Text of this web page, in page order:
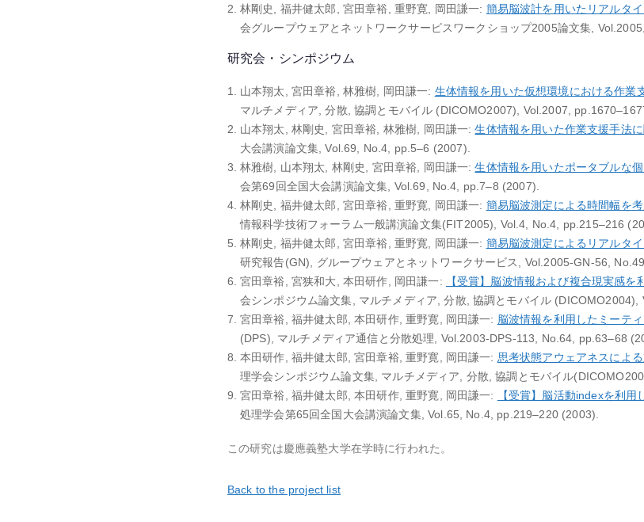
林剛史, 福井健太郎, 宮田章裕, 重野寛, 岡田謙一: 簡易脳波計を用いたリアルタ
会グループウェアとネットワークサービスワークショップ2005論文集,
研究会・シンポジウム
山本翔太, 宮田章裕, 林雅樹, 岡田謙一: 生体情報を用いた仮想環境における作業
マルチメディア, 分散, 協調とモバイル (DICOMO2007), Vol.2007,
山本翔太, 林剛史, 宮田章裕, 林雅樹, 岡田謙一:生体情報を用いた作業支援手法
大会講演論文集, Vol.69, No.4, pp.5–6 (2007).
林雅樹, 山本翔太, 林剛史, 宮田章裕, 岡田謙一:生体情報を用いたポータブルな
会第69回全国大会講演論文集, Vol.69, No.4, pp.7–8 (2007).
林剛史, 福井健太郎, 宮田章裕, 重野寛, 岡田謙一: 簡易脳波測定による時間幅を
情報科学技術フォーラム一般講演論文集(FIT2005), Vol.4, No.4, pp.215–216
林剛史, 福井健太郎, 宮田章裕, 重野寛, 岡田謙一: 簡易脳波測定によるリアルタ
研究報告(GN), グループウェアとネットワークサービス, Vol.2005-GN-56,
宮田章裕, 宮狭和大, 本田研作, 岡田謙一:
【受賞】脳波情報および複合現実感を
会シンポジウム論文集, マルチメディア, 分散, 協調とモバイル
宮田章裕, 福井健太郎, 本田研作, 重野寛, 岡田謙一: 脳波情報を利用したミーテ
(DPS), マルチメディア通信と分散処理, Vol.2003-DPS-113, No.64, pp.63–68
本田研作, 福井健太郎, 宮田章裕, 重野寛, 岡田謙一: 思考状態アウェアネスによ
理学会シンポジウム論文集, マルチメディア, 分散, 協調とモバイル
宮田章裕, 福井健太郎, 本田研作, 重野寛, 岡田謙一:
【受賞】脳活動indexを利
処理学会第65回全国大会講演論文集, Vol.65, No.4, pp.219–220 (2003).
この研究は慶應義塾大学在学時に行われた。
Back to the project list